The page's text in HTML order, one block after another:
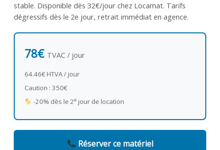
stable. Disponible dès 32€/jour chez Locamat. Tarifs
dégressifs dès le 2e jour, retrait immédiat en agence.
78€ TVAC / jour
64.46€ HTVA / jour
Caution : 350€
-20% dès le 2ejour de location
Réserver ce matériel